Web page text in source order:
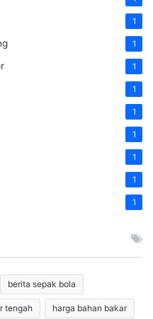
1
1
1
1
1
1
1
1
1
berita sepak bola
tengah harga bahan bakar